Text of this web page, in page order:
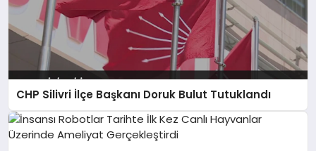
CHP Silivri İlçe Başkanı Doruk Bulut Tutuklandı